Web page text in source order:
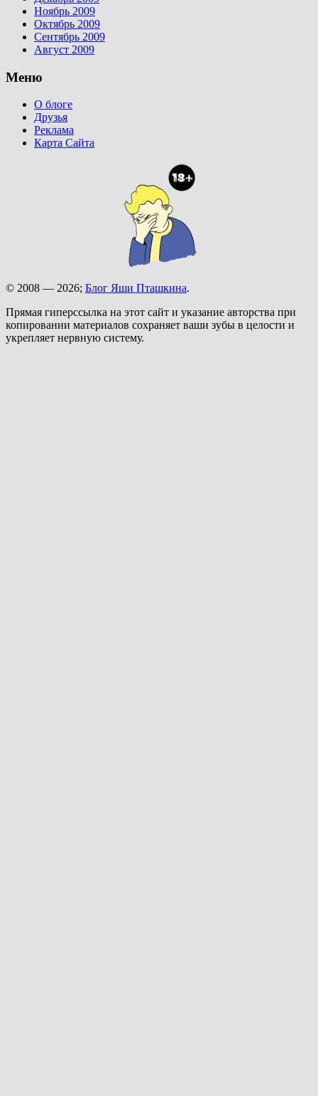
Ноябрь 2009
Октябрь 2009
Сентябрь 2009
Август 2009
Меню
О блоге
Друзья
Реклама
Карта Сайта
© 2008 — 2026; Блог Яши Пташкина.
Прямая гиперссылка на этот сайт и указание авторства при
копировании материалов сохраняет ваши зубы в целости и
укрепляет нервную систему.